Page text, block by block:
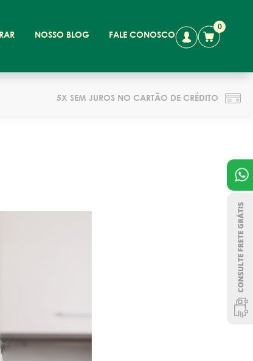
0
NOSSO BLOG FALE CONOSCO
5X SEM JUROS NO CARTÃO DE CRÉDITO